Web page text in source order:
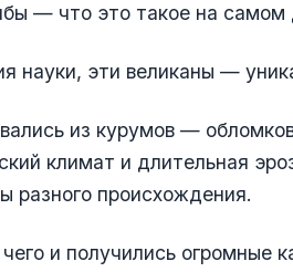
— что это такое на самом
науки, эти великаны —
из курумов —
климат и длительная
разного происхождения.
и получились огромные